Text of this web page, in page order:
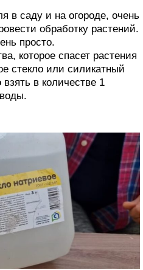
в саду и на огороде, очень
обработку растений.
просто.
которое спасет растения
стекло или силикатный
в количестве 1